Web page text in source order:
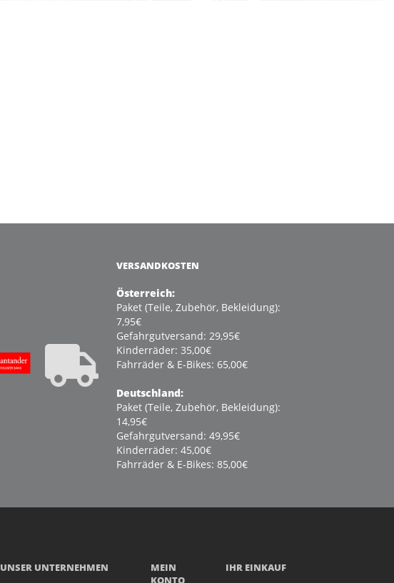
VERSANDKOSTEN
Österreich:
Paket (Teile, Zubehör, Bekleidung):
7,95€
Gefahrgutversand: 29,95€
Kinderräder: 35,00€
Fahrräder & E-Bikes: 65,00€
Deutschland:
Paket (Teile, Zubehör, Bekleidung):
14,95€
Gefahrgutversand: 49,95€
Kinderräder: 45,00€
Fahrräder & E-Bikes: 85,00€
UNSER UNTERNEHMEN
MEIN
KONTO
IHR EINKAUF